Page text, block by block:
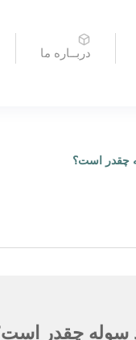
دربــاره ما
چقدر است؟
سوله چقدر